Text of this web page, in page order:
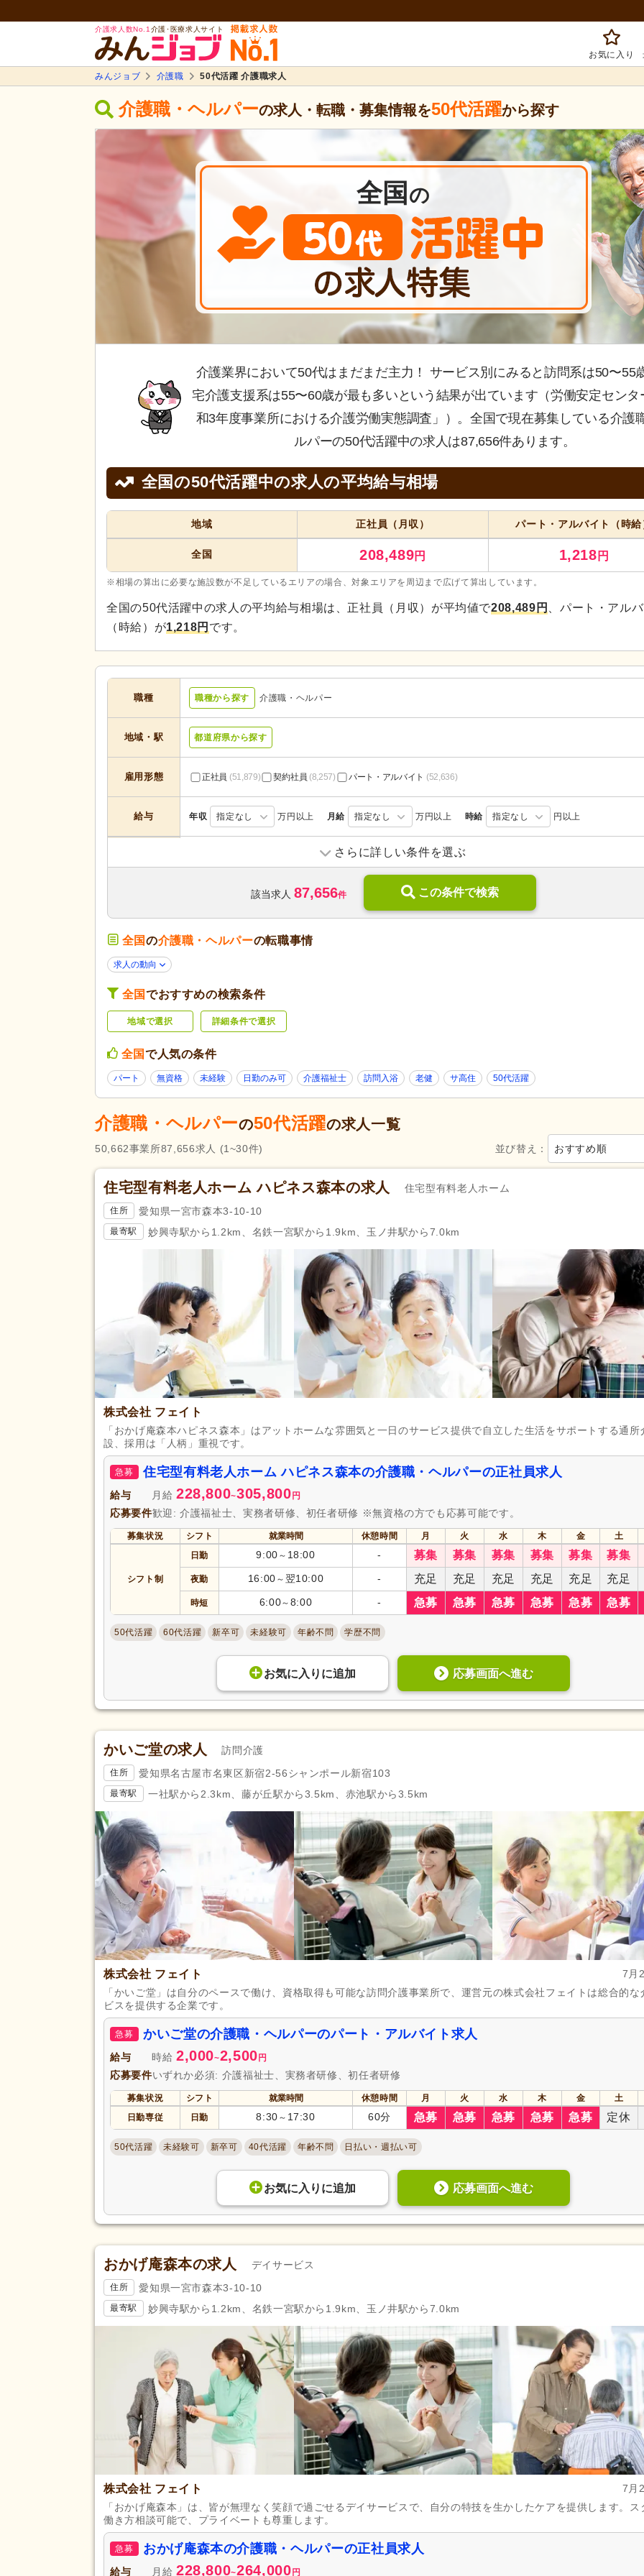
介護求人数No.1 介護･医療求人サイト
お気に入り
みんジョブ 介護職 50代活躍 介護職求人
介護職・ヘルパーの求人・転職・募集情報を50代活躍から探す
全国 の
介護業界において50代はまだまだ主力！ サービス別にみると訪問系は50〜55
宅介護支援系は55〜60歳が最も多いという結果が出ています（労働安定センタ
和3年度事業所における介護労働実態調査」）。全国で現在募集している介護
ルパーの50代活躍中の求人は87,656件あります。
全国の50代活躍中の求人の平均給与相場
地域 正社員 （月収） パート・アルバイト （時
全国 208,489円 1,218 円
※相場の算出に必要な施設数が不足しているエリアの場合、対象エリアを周辺まで広げて算出しています。
全国の50代活躍中の求人の平均給与相場は、正社員（月収）が平均値で208,489円
、パート・アル
（時給）が1,218円 です。
職種 職種から探す 介護職・ヘルパー
地域・駅 都道府県から探す
雇用形態 正社員 (51,879) 契約社員 (8,257) パート・アルバイト (52,636)
給与 年収 指定なし 万円以上 月給 指定なし 万円以上 時給 指定なし 円以上
サービスの種
訪問介護 (15,972)
定期巡回・随時対応型(652) デイサービス(23,532) デイケア(2,853)
小規模多機能型居宅介護(4,188) ショートステイ(3,631)
サービス付き高齢者向け住宅(5,365) ケアハウス
高齢者住宅
障がい者支援(1,094)
応募条件・こ
だわり
未経験可(90,562)
40代活躍(88,723) 50代活躍(87,656) 60代活躍
ネイル可(3,274) Web面接可
掲載24時間以内 掲載7日以内(2,973)
掲載14日以内(6,947) 掲載30日以内(17,539) 女性が活躍(87,524)
スピード対応 (14,968) 急募(7,892)
残業ほぼなし(104,462)
夜勤のみ可 (11,648) 午前のみ可(8,680)
(11,653) 週2日から可 (8,622)
(8,299) 週4日から可(2,035) シフト相談可 (87,515)
即日勤務可 (7,551)
応募資格
初任者研修（旧ヘルパー2級）
(65,605)
実務者研修（旧ヘルパー1級・基礎研
修）
(45,893)
介護福祉士(67,534)
認知症ケア専門士 社会福祉士(3,193) 精神保健福祉士(561)
社会福祉主事任用 主任介護支援専門員
介護支援専門員（ケアマネジ
(1,516)
認知症介護実践者研修(253) 認知症介護実践リーダー研修(155)
小規模多機能型サービス等計
当者研修
相談支援従事者初任者研修(16) 相談支援従事者現任研修 主任相談支援専門員養成研修
行動擁護従業者養成研修 (17)
完全週休2日 (21,513) (23,557) 4週8休 (6,998)
土日休み(3,802) 土日祝休み(994) 土曜休み(1,752)
日曜休み(13,322) 年間休日110日以上(15,830) 年間休日120日以上(6,086)
産休あり(82,920) 育休あり(102,761) 介護休業(47,134)
看護休暇 (29,642) 夏季休暇
年末年始休暇(10,678)
給与・手当
福利厚生
(69,092) (103,740) 研修制度あり
セミナー参加費補助(5,874) 企業年金(6,736) 昇給あり(98,091)
住宅手当(11,809)
再雇用制度あり (36,145) 正社員登用あり(33,918) 日払い・週払い可 (271)
(17,449)
アクセス
(35,032) 自動車通勤可(80,728) 自転車通勤可(88,233)
バイク通勤可 (16,699)
さらに詳しい条件を選ぶ
該当求人 87,656件 この条件で検索
全国の介護職・ヘルパーの転職事情
求人の動向
全国でおすすめの検索条件
地域で選択 詳細条件で選択
全国で人気の条件
パート 無資格 未経験 日勤のみ可 介護福祉士 訪問入浴 老健 サ高住 50代活躍
介護職・ヘルパーの50代活躍の求人一覧
並び替え： おすすめ順
50,662事業所87,656求人 (1~30件)
住宅型有料老人ホーム ハピネス森本の求人 住宅型有料老人ホーム
住所 愛知県一宮市森本3-10-10
最寄駅 妙興寺駅から1.2km、名鉄一宮駅から1.9km、玉ノ井駅から7.0km
株式会社 フェイト
「おかげ庵森本ハピネス森本」はアットホームな雰囲気と一日のサービス提供で自立した生活をサポートする通所
設、採用は「人柄」重視です。
急募 住宅型有料老人ホーム ハピネス森本の介護職・ヘルパーの正社員求人
給与 月給 228,800~305,800 円
応募要件歓迎: 介護福祉士、実務者研修、初任者研修 ※無資格の方でも応募可能です。
募集状況 シフト 就業時間 休憩時間 月 火 水 木 金 土
シフト制
日勤 9:00 ～ 18:00 - 募集 募集 募集 募集 募集 募集
夜勤 16:00 ～ 翌10:00 - 充足 充足 充足 充足 充足 充足
時短 6:00～ 8:00 - 急募 急募 急募 急募 急募 急募
50代活躍 60代活躍 新卒可 未経験可 年齢不問 学歴不問
お気に入り に追加 応募画面へ進む
かいご堂の求人 訪問介護
住所 愛知県名古屋市名東区新宿2-56シャンポール新宿103
最寄駅 一社駅から2.3km、藤が丘駅から3.5km、赤池駅から3.5km
株式会社 フェイト
7月
「かいご堂」は自分のペースで働け、資格取得も可能な訪問介護事業所で、運営元の株式会社フェイトは総合的な
ビスを提供する企業です。
急募 かいご堂の介護職・ヘルパーのパート・アルバイト求人
給与 時給 2,000~2,500 円
応募要件いずれか必須: 介護福祉士、実務者研修、初任者研修
募集状況 シフト 就業時間 休憩時間 月 火 水 木 金
土
日勤専従
日勤 8:30 ～ 17:30 60分 急募 急募 急募 急募 急募 定休
50代活躍 未経験可 新卒可 40代活躍 年齢不問 日払い・週払い可
お気に入り に追加 応募画面へ進む
おかげ庵森本の求人 デイサービス
住所 愛知県一宮市森本3-10-10
最寄駅 妙興寺駅から1.2km、名鉄一宮駅から1.9km、玉ノ井駅から7.0km
株式会社 フェイト
7月
「おかげ庵森本」は、皆が無理なく笑顔で過ごせるデイサービスで、自分の特技を生かしたケアを提供します。ス
働き方相談可能で、プライベートも尊重します。
急募 おかげ庵森本の介護職・ヘルパーの正社員求人
給与 月給 228,800~264,000 円